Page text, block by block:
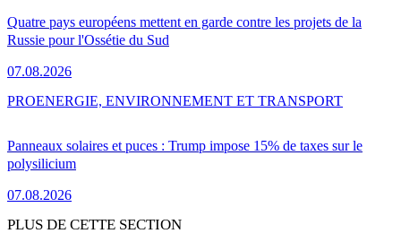
Quatre pays européens mettent en garde contre les projets de la
Russie pour l'Ossétie du Sud
07.08.2026
Panneaux solaires et puces : Trump impose 15% de taxes sur le
polysilicium
07.08.2026
PROENERGIE, ENVIRONNEMENT ET TRANSPORT
PLUS DE CETTE SECTION